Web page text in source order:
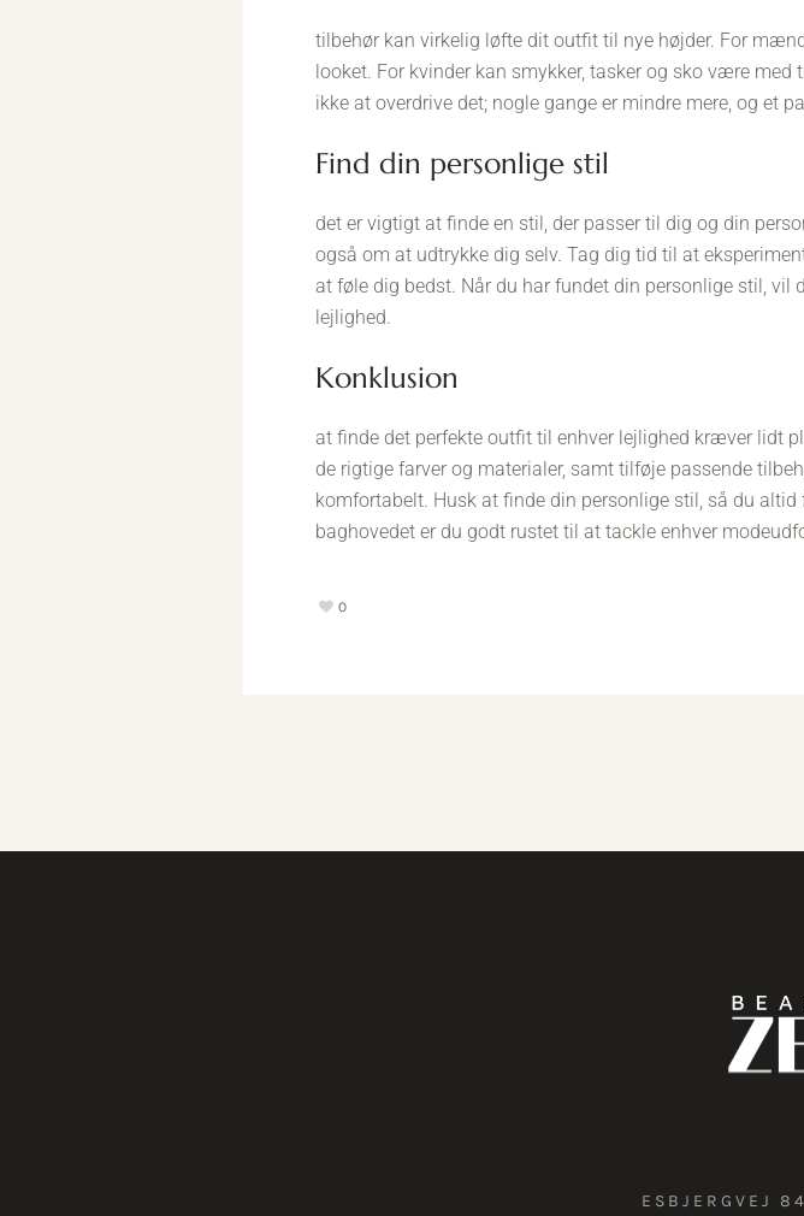
tilbehør kan virkelig løfte dit outfit til nye højder. For
looket. For kvinder kan smykker, tasker og sko være
ikke at overdrive det; nogle gange er mindre mere, og et
find din personlige stil
det er vigtigt at finde en stil, der passer til dig og din
også om at udtrykke dig selv. Tag dig tid til at
at føle dig bedst. Når du har fundet din personlige stil,
lejlighed.
konklusion
at finde det perfekte outfit til enhver lejlighed kræver lidt
de rigtige farver og materialer, samt tilføje passende
komfortabelt. Husk at finde din personlige stil, så du
baghovedet er du godt rustet til at tackle enhver
0
ESBJERGVEJ